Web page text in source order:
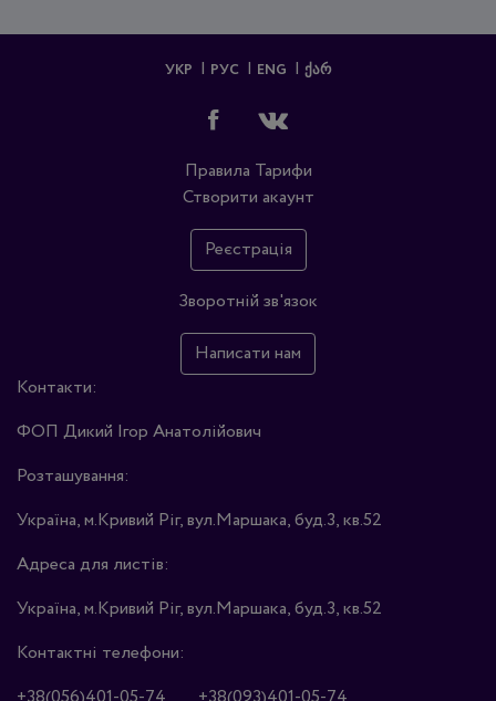
УКР РУС ENG ᲥᲐᲠ
Правила Тарифи
Створити акаунт
Реєстрація
Зворотній зв'язок
Написати нам
Контакти:
ФОП Дикий Ігор Анатолійович
Розташування:
Україна, м.Кривий Ріг, вул.Маршака, буд.3, кв.52
Адреса для листів:
Україна, м.Кривий Ріг, вул.Маршака, буд.3, кв.52
Контактні телефони: